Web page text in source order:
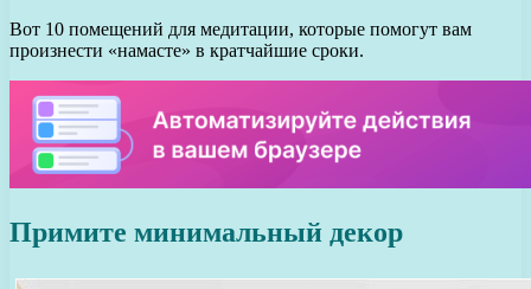
Вот 10 помещений для медитации, которые помогут вам
произнести «намасте» в кратчайшие сроки.
Примите минимальный декор